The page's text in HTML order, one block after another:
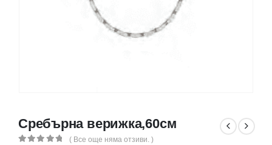
Сребърна верижка,60см
( Все още няма отзиви. )